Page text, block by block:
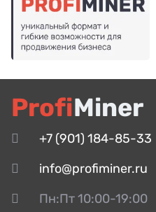
ProfiMiner
+7 (901) 184-85-33
info@profiminer.ru
Пн:Пт 10:00-19:00